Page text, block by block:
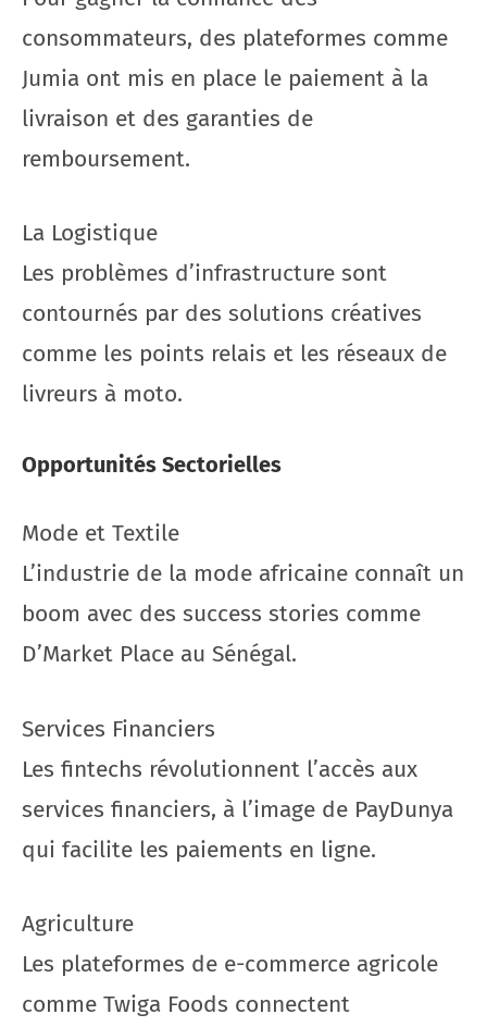
consommateurs, des plateformes comme
Jumia ont mis en place le paiement à la
livraison et des garanties de
remboursement.
La Logistique
Les problèmes d’infrastructure sont
contournés par des solutions créatives
comme les points relais et les réseaux de
livreurs à moto.
Opportunités Sectorielles
Mode et Textile
L’industrie de la mode africaine connaît un
boom avec des success stories comme
D’Market Place au Sénégal.
Services Financiers
Les fintechs révolutionnent l’accès aux
services financiers, à l’image de PayDunya
qui facilite les paiements en ligne.
Agriculture
Les plateformes de e-commerce agricole
comme Twiga Foods connectent